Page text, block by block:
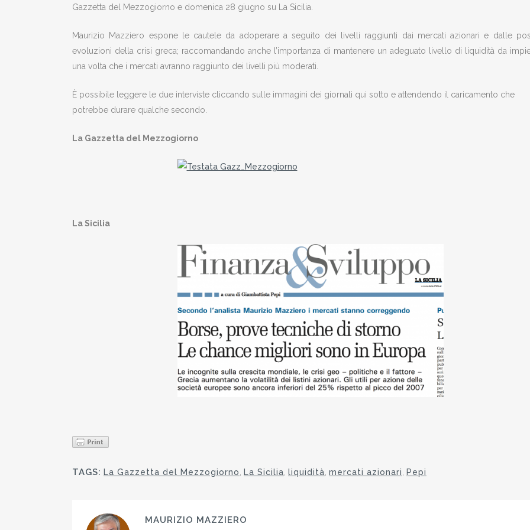
Gazzetta del Mezzogiorno e domenica 28 giugno su La Sicilia.
Maurizio Mazziero espone le cautele da adoperare a seguito dei livelli raggiunti dai mercati azionari e dalle
evoluzioni della crisi greca; raccomandando anche l’importanza di mantenere un adeguato livello di liquidità da
una volta che i mercati avranno raggiunto dei livelli più moderati.
È possibile leggere le due interviste cliccando sulle immagini dei giornali qui sotto e attendendo il caricamento che
potrebbe durare qualche secondo.
La Gazzetta del Mezzogiorno
La Sicilia
TAGS: La Gazzetta del Mezzogiorno La Sicilia liquidità mercati azionari Pepi
MAURIZIO MAZZIERO